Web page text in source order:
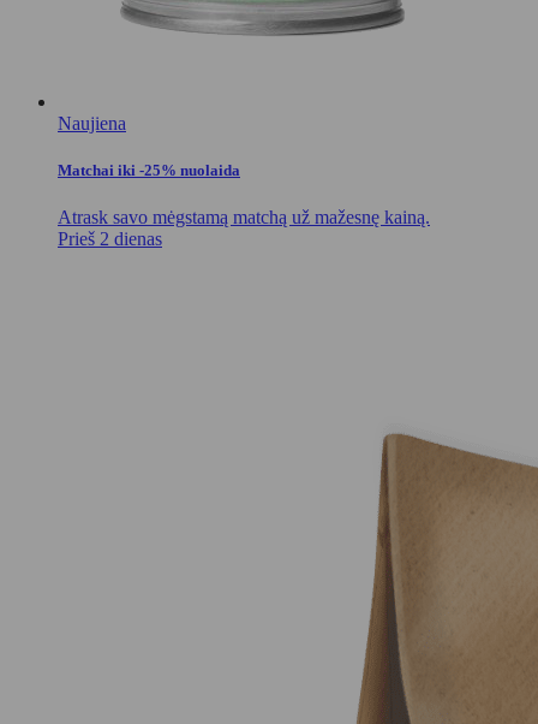
Naujiena
Matchai iki -25% nuolaida
Atrask savo mėgstamą matchą už mažesnę kainą.
Prieš 2 dienas